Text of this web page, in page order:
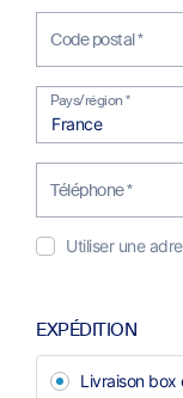
Code postal*
Pays/région*
France
Téléphone*
Utiliser une
EXPÉDITION
Livraison box